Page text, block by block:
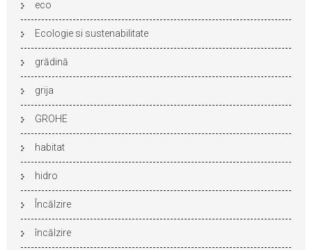
eco
Ecologie si sustenabilitate
grădină
grija
GROHE
habitat
hidro
Încălzire
încălzire